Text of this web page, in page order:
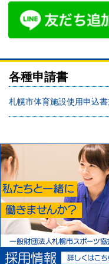
各種申請書
札幌市体育施設使用申込書